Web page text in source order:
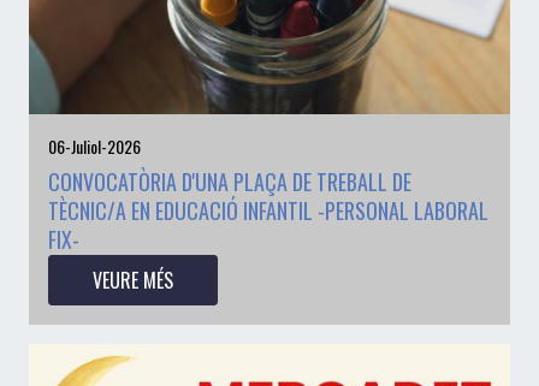
06-Juliol-2026
CONVOCATÒRIA D'UNA PLAÇA DE TREBALL DE
TÈCNIC/A EN EDUCACIÓ INFANTIL -PERSONAL LABORAL
FIX-
VEURE MÉS